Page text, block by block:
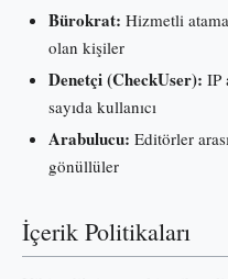
Bürokrat: Hizmetli
olan kişiler
Denetçi (CheckUser): IP
sayıda kullanıcı
Arabulucu: Editörler
gönüllüler
İçerik Politikaları